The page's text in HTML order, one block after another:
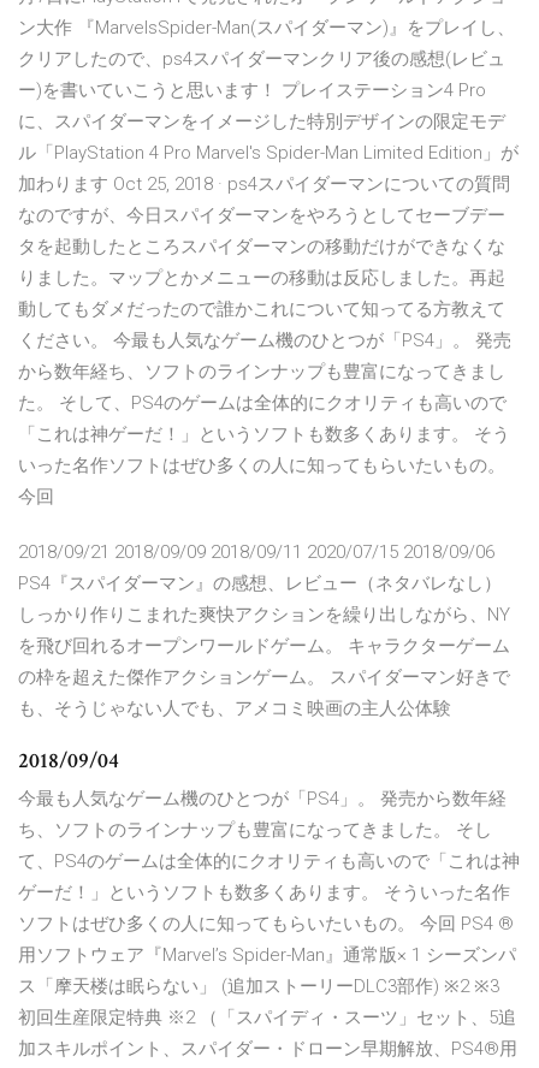
ン大作 『MarvelsSpider-Man(スパイダーマン)』をプレイし、
クリアしたので、ps4スパイダーマンクリア後の感想(レビュ
ー)を書いていこうと思います！ プレイステーション4 Pro
に、スパイダーマンをイメージした特別デザインの限定モデ
ル「PlayStation 4 Pro Marvel's Spider-Man Limited Edition」が
加わります Oct 25, 2018 · ps4スパイダーマンについての質問
なのですが、今日スパイダーマンをやろうとしてセーブデー
タを起動したところスパイダーマンの移動だけができなくな
りました。マップとかメニューの移動は反応しました。再起
動してもダメだったので誰かこれについて知ってる方教えて
ください。 今最も人気なゲーム機のひとつが「PS4」。 発売
から数年経ち、ソフトのラインナップも豊富になってきまし
た。 そして、PS4のゲームは全体的にクオリティも高いので
「これは神ゲーだ！」というソフトも数多くあります。 そう
いった名作ソフトはぜひ多くの人に知ってもらいたいもの。
今回
2018/09/21 2018/09/09 2018/09/11 2020/07/15 2018/09/06
PS4『スパイダーマン』の感想、レビュー（ネタバレなし）
しっかり作りこまれた爽快アクションを繰り出しながら、NY
を飛び回れるオープンワールドゲーム。 キャラクターゲーム
の枠を超えた傑作アクションゲーム。 スパイダーマン好きで
も、そうじゃない人でも、アメコミ映画の主人公体験
2018/09/04
今最も人気なゲーム機のひとつが「PS4」。 発売から数年経
ち、ソフトのラインナップも豊富になってきました。 そし
て、PS4のゲームは全体的にクオリティも高いので「これは神
ゲーだ！」というソフトも数多くあります。 そういった名作
ソフトはぜひ多くの人に知ってもらいたいもの。 今回 PS4 ®
用ソフトウェア『Marvel’s Spider-Man』通常版× 1 シーズンパ
ス「摩天楼は眠らない」 (追加ストーリーDLC3部作) ※2 ※3
初回生産限定特典 ※2 （「スパイディ・スーツ」セット、5追
加スキルポイント、スパイダー・ドローン早期解放、PS4®用